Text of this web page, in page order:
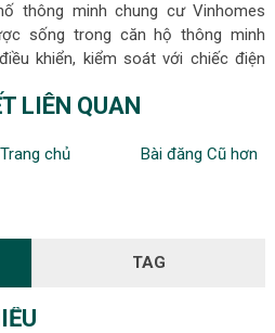
thông minh chung cư Vinhomes
sống trong căn hộ thông minh
khiển, kiểm soát với chiếc điện
LIÊN QUAN
Trang chủ Bài đăng Cũ hơn
TAG